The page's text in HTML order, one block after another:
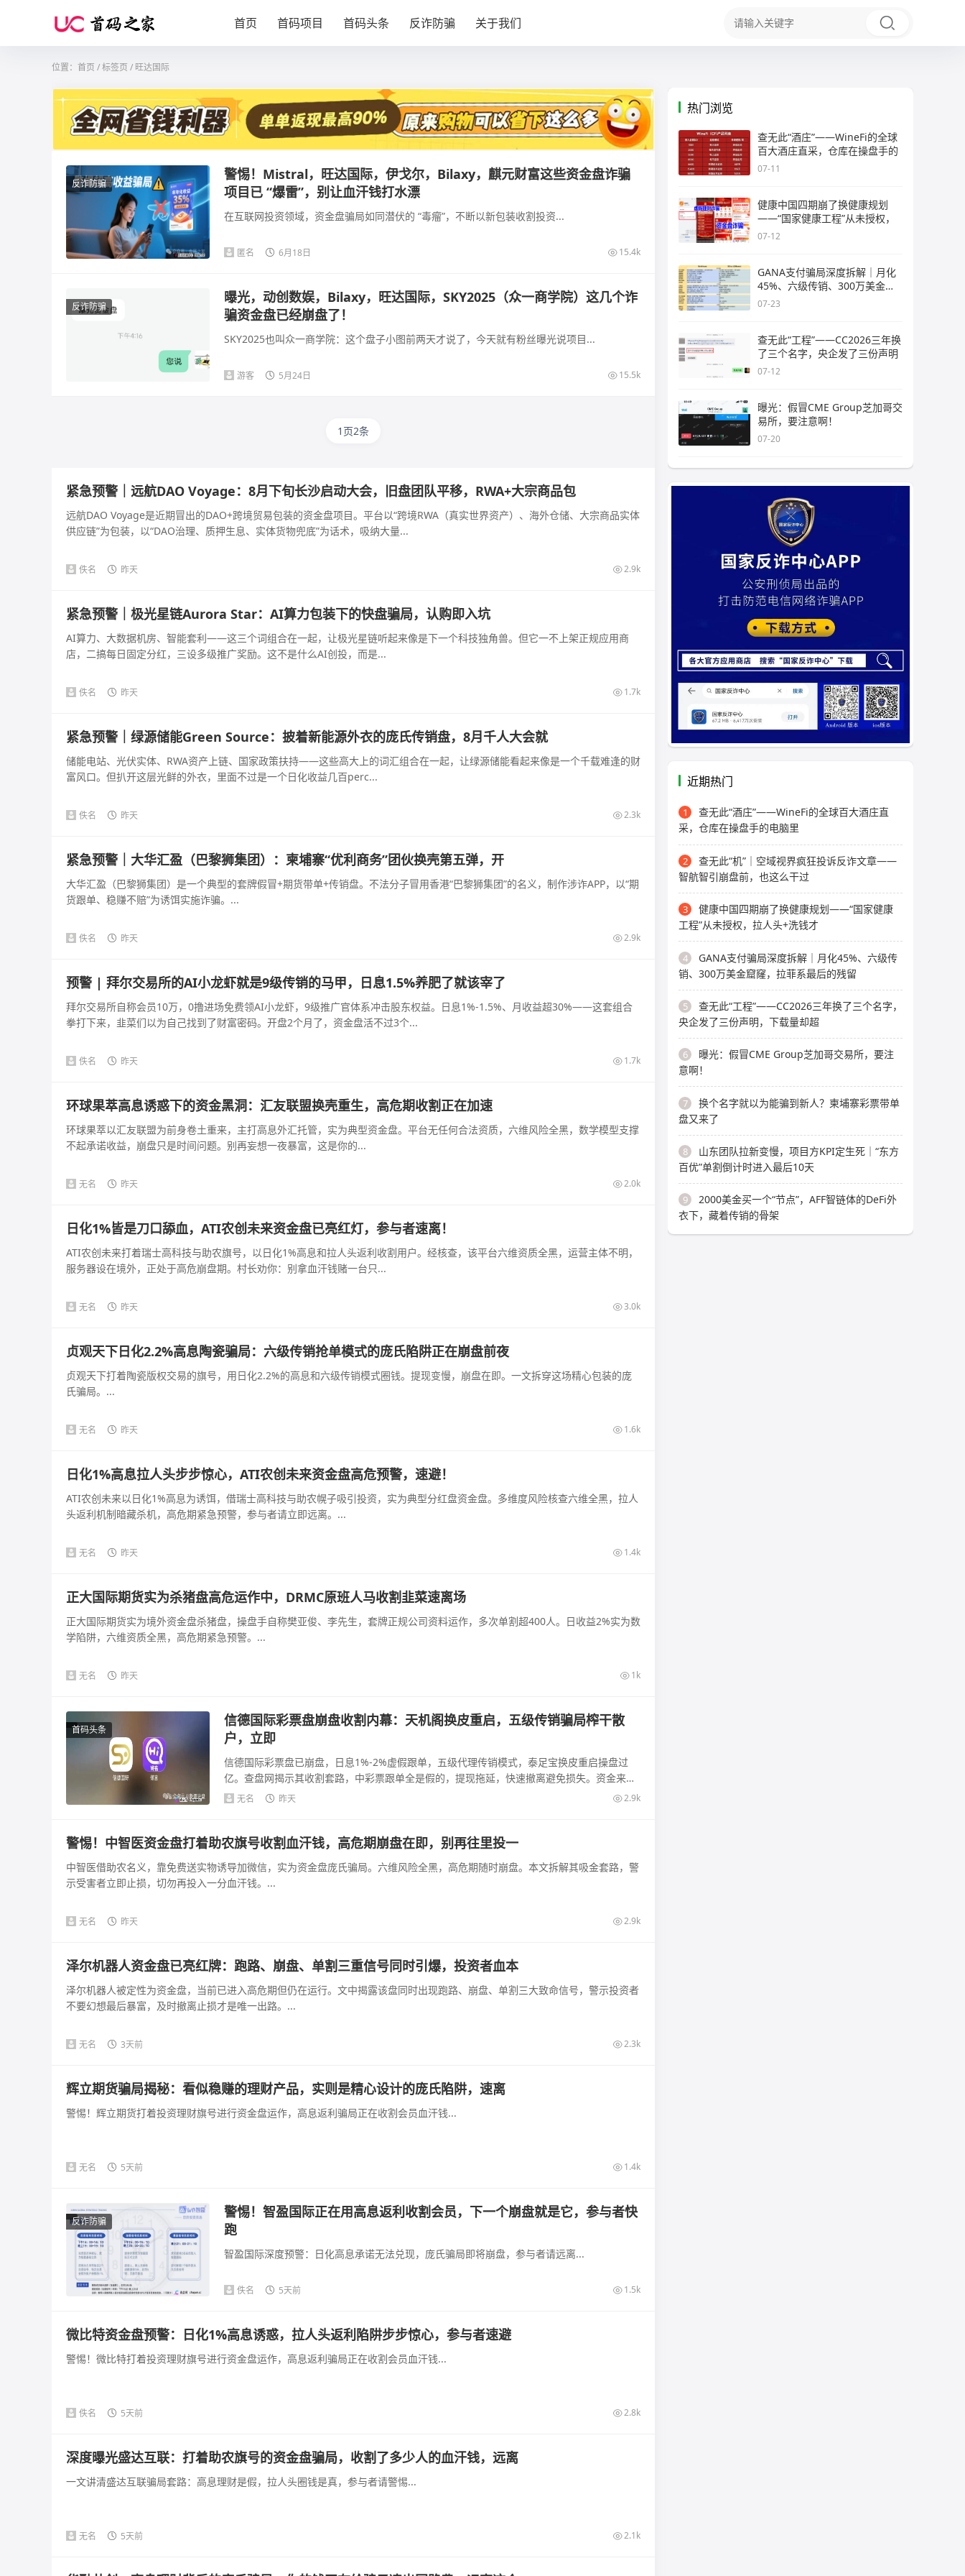
首页 首码项目 首码头条 反诈防骗 关于我们
位置： 首页 /标签页 / 旺达国际
反诈防骗
警惕！Mistral，旺达国际，伊戈尔，Bilaxy，麒元财富这些资金盘诈骗
项目已 “爆雷”，别让血汗钱打水漂
在互联网投资领域，资金盘骗局如同潜伏的 “毒瘤”，不断以新包装收割投资...
匿名 6月18日 15.4k
反诈防骗
曝光，动创数娱，Bilaxy，旺达国际，SKY2025（众一商学院）这几个诈
骗资金盘已经崩盘了！
SKY2025也叫众一商学院：这个盘子小图前两天才说了，今天就有粉丝曝光说项目...
游客 5月24日 15.5k
1页2条
紧急预警｜远航DAO Voyage：8月下旬长沙启动大会，旧盘团队平移，RWA+大宗商品包
远航DAO Voyage是近期冒出的DAO+跨境贸易包装的资金盘项目。平台以“跨境RWA（真实世界资产）、海外仓储、大宗商品实体
供应链”为包装，以“DAO治理、质押生息、实体货物兜底”为话术，吸纳大量...
佚名 昨天 2.9k
紧急预警｜极光星链Aurora Star：AI算力包装下的快盘骗局，认购即入坑
AI算力、大数据机房、智能套利——这三个词组合在一起，让极光星链听起来像是下一个科技独角兽。但它一不上架正规应用商
店，二搞每日固定分红，三设多级推广奖励。这不是什么AI创投，而是...
佚名 昨天 1.7k
紧急预警｜绿源储能Green Source：披着新能源外衣的庞氏传销盘，8月千人大会就
储能电站、光伏实体、RWA资产上链、国家政策扶持——这些高大上的词汇组合在一起，让绿源储能看起来像是一个千载难逢的财
富风口。但扒开这层光鲜的外衣，里面不过是一个日化收益几百perc...
佚名 昨天 2.3k
紧急预警｜大华汇盈（巴黎狮集团）：柬埔寨“优利商务”团伙换壳第五弹，开
大华汇盈（巴黎狮集团）是一个典型的套牌假冒+期货带单+传销盘。不法分子冒用香港“巴黎狮集团”的名义，制作涉诈APP，以“期
货跟单、稳赚不赔”为诱饵实施诈骗。...
佚名 昨天 2.9k
预警 | 拜尔交易所的AI小龙虾就是9级传销的马甲，日息1.5%养肥了就该宰了
拜尔交易所自称会员10万，0撸进场免费领AI小龙虾，9级推广官体系冲击股东权益。日息1%-1.5%、月收益超30%——这套组合
拳打下来，韭菜们以为自己找到了财富密码。开盘2个月了，资金盘活不过3个...
佚名 昨天 1.7k
环球果萃高息诱惑下的资金黑洞：汇友联盟换壳重生，高危期收割正在加速
环球果萃以汇友联盟为前身卷土重来，主打高息外汇托管，实为典型资金盘。平台无任何合法资质，六维风险全黑，数学模型支撑
不起承诺收益，崩盘只是时间问题。别再妄想一夜暴富，这是你的...
无名 昨天 2.0k
日化1%皆是刀口舔血，ATI农创未来资金盘已亮红灯，参与者速离！
ATI农创未来打着瑞士高科技与助农旗号，以日化1%高息和拉人头返利收割用户。经核查，该平台六维资质全黑，运营主体不明，
服务器设在境外，正处于高危崩盘期。村长劝你：别拿血汗钱赌一台只...
无名 昨天 3.0k
贞观天下日化2.2%高息陶瓷骗局：六级传销抢单模式的庞氏陷阱正在崩盘前夜
贞观天下打着陶瓷版权交易的旗号，用日化2.2%的高息和六级传销模式圈钱。提现变慢，崩盘在即。一文拆穿这场精心包装的庞
氏骗局。...
无名 昨天 1.6k
日化1%高息拉人头步步惊心，ATI农创未来资金盘高危预警，速避！
ATI农创未来以日化1%高息为诱饵，借瑞士高科技与助农幌子吸引投资，实为典型分红盘资金盘。多维度风险核查六维全黑，拉人
头返利机制暗藏杀机，高危期紧急预警，参与者请立即远离。...
无名 昨天 1.4k
正大国际期货实为杀猪盘高危运作中，DRMC原班人马收割韭菜速离场
正大国际期货实为境外资金盘杀猪盘，操盘手自称樊亚俊、李先生，套牌正规公司资料运作，多次单割超400人。日收益2%实为数
学陷阱，六维资质全黑，高危期紧急预警。...
无名 昨天 1k
首码头条
信德国际彩票盘崩盘收割内幕：天机阁换皮重启，五级传销骗局榨干散
户，立即
信德国际彩票盘已崩盘，日息1%-2%虚假跟单，五级代理传销模式，泰足宝换皮重启操盘过
亿。查盘网揭示其收割套路，中彩票跟单全是假的，提现拖延，快速撤离避免损失。资金来源
可疑，法律风险...
无名 昨天 2.9k
警惕！中智医资金盘打着助农旗号收割血汗钱，高危期崩盘在即，别再往里投一
中智医借助农名义，靠免费送实物诱导加微信，实为资金盘庞氏骗局。六维风险全黑，高危期随时崩盘。本文拆解其吸金套路，警
示受害者立即止损，切勿再投入一分血汗钱。...
无名 昨天 2.9k
泽尔机器人资金盘已亮红牌：跑路、崩盘、单割三重信号同时引爆，投资者血本
泽尔机器人被定性为资金盘，当前已进入高危期但仍在运行。文中揭露该盘同时出现跑路、崩盘、单割三大致命信号，警示投资者
不要幻想最后暴富，及时撤离止损才是唯一出路。...
无名 3天前 2.3k
辉立期货骗局揭秘：看似稳赚的理财产品，实则是精心设计的庞氏陷阱，速离
警惕！辉立期货打着投资理财旗号进行资金盘运作，高息返利骗局正在收割会员血汗钱...
无名 5天前 1.4k
反诈防骗
警惕！智盈国际正在用高息返利收割会员，下一个崩盘就是它，参与者快
跑
智盈国际深度预警：日化高息承诺无法兑现，庞氏骗局即将崩盘，参与者请远离...
佚名 5天前 1.5k
微比特资金盘预警：日化1%高息诱惑，拉人头返利陷阱步步惊心，参与者速避
警惕！微比特打着投资理财旗号进行资金盘运作，高息返利骗局正在收割会员血汗钱...
佚名 5天前 2.8k
深度曝光盛达互联：打着助农旗号的资金盘骗局，收割了多少人的血汗钱，远离
一文讲清盛达互联骗局套路：高息理财是假，拉人头圈钱是真，参与者请警惕...
无名 5天前 2.1k
热门浏览
查无此“酒庄”——WineFi的全球
百大酒庄直采，仓库在操盘手的
07-11
健康中国四期崩了换健康规划
——“国家健康工程”从未授权，
07-12
GANA支付骗局深度拆解｜月化
45%、六级传销、300万美金窟
窿，拉菲
07-23
查无此“工程”——CC2026三年换
了三个名字，央企发了三份声明
07-12
曝光：假冒CME Group芝加哥交
易所，要注意啊！
07-20
近期热门
1
查无此“酒庄”——WineFi的全球百大酒庄直
采，仓库在操盘手的电脑里
2
查无此“机”｜空域视界疯狂投诉反诈文章——
智航智引崩盘前，也这么干过
3
健康中国四期崩了换健康规划——“国家健康
工程”从未授权，拉人头+洗钱才
4
GANA支付骗局深度拆解｜月化45%、六级传
销、300万美金窟窿，拉菲系最后的残留
5
查无此“工程”——CC2026三年换了三个名字，
央企发了三份声明，下载量却超
6
曝光：假冒CME Group芝加哥交易所，要注
意啊！
7
换个名字就以为能骗到新人？柬埔寨彩票带单
盘又来了
8
山东团队拉新变慢，项目方KPI定生死｜“东方
百优”单割倒计时进入最后10天
9
2000美金买一个“节点”，AFF智链体的DeFi外
衣下，藏着传销的骨架